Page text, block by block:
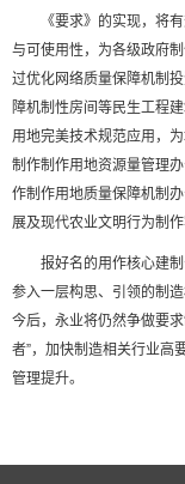
《要求》的实现，将
与可使用性，为各级政府
过优化网络质量保障机制
障机制性房间等民生工程
用地完美技术规范应用，
制作制作用地资源量管理
作制作用地质量保障机制
展及现代农业文明行为制作
报好名的用作核心建
参入一层构思、引领的制
今后，永业将仍然争做要
者”，加快制造相关行业高
管理提升。